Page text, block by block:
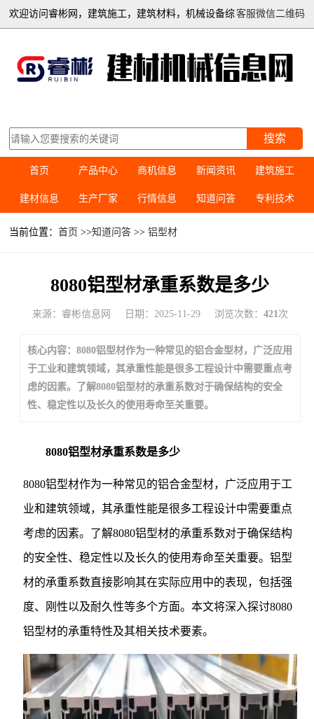
客服微信二维码
欢迎访问睿彬网，建筑施工，建筑材料，机械设备综
搜索
首页 产品中心 商机信息 新闻资讯 建筑施工
建材信息 生产厂家 行情信息 知道问答 专利技术
当前位置：首页 >>知道问答 >>铝型材
8080铝型材承重系数是多少
来源：睿彬信息网 日期：2025-11-29 浏览次数： 421 次
核心内容：8080铝型材作为一种常见的铝合金型材，广泛应用
于工业和建筑领域，其承重性能是很多工程设计中需要重点考
虑的因素。了解8080铝型材的承重系数对于确保结构的安全
性、稳定性以及长久的使用寿命至关重要。
8080铝型材承重系数是多少
8080铝型材作为一种常见的铝合金型材，广泛应用于工
业和建筑领域，其承重性能是很多工程设计中需要重点
考虑的因素。了解8080铝型材的承重系数对于确保结构
的安全性、稳定性以及长久的使用寿命至关重要。铝型
材的承重系数直接影响其在实际应用中的表现，包括强
度、刚性以及耐久性等多个方面。本文将深入探讨8080
铝型材的承重特性及其相关技术要素。